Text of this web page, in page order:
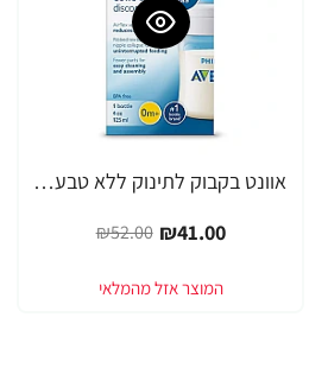
-21%
אוונט בקבוק לתינוק ללא טבעת 125 מ"ל (0 חודש+) 1 יחידה - מבית Philips Avent
₪41.00
₪52.00